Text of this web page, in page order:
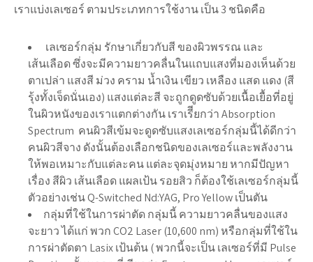
เราแบ่งเลเซอร์ ตามประเภทการใช้งาน เป็น 3 ชนิดคือ
เลเซอร์กลุ่ม รักษาเกี่ยวกับสี ของผิวพรรณ และ
เส้นเลือด ซึ่งจะมีความยาวคลื่นในแถบแสงที่มองเห็นด้วย
ตาเปล่า แสงสี ม่วง คราม น้ำเงิน เขียว เหลือง แสด แดง (สี
รุ้งทั้งเจ็ดนั่นเอง) แสงแต่ละสี จะถูกดูดซับด้วยเนื้อเยื้อที่อยู่
ในผิวหนังของเราแตกต่างกัน เราเรีียกว่า Absorption
Spectrum คนผิวสีเข้มจะดูดซับแสงเลเซอร์กลุ่มนี้ได้ดีกว่า
คนผิวสีจาง ดังนั้นต้องเลือกชนิดของเลเซอร์และพลังงาน
ให้พอเหมาะกับแต่ละคน แต่ละจุดมุ่งหมาย หากมีปัญหา
เรื่อง สีผิว เส้นเลือด แผลเป้น รอยสิว ก็ต้องใช้เลเซอร์กลุ่มนี้
ตัวอย่างเช่น Q-Switched Nd:YAG, Pro Yellow เป็นตัน
กลุ่มที่ใช้ในการผ่าตัด กลุ่มนี้ ความยาวคลื่นของแสง
จะยาว ได้แก่ พวก CO2 Laser (10,600 nm) หรือกลุ่มที่ใช้ใน
การผ่าตัดตา Lasix เป้นต้น ( พวกนี้จะเป็น เลเซอร์ที่มี Pulse